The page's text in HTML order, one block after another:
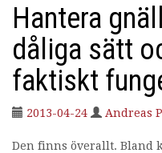
Hantera
dåliga sätt
faktiskt
2013-04-24 Andreas
Den finns överallt. Bland